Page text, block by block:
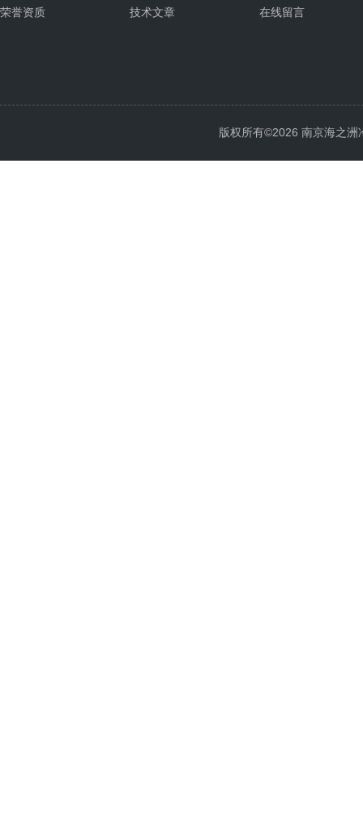
荣誉资质 技术文章 在线留言
版权所有©2026 南京海之